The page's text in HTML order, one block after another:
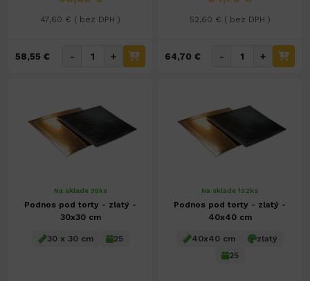
47,60 € ( bez DPH )
58,55 € - +
52,60 € ( bez DPH )
64,70 € - +
Na sklade 35ks
Podnos pod torty - zlatý -
30x30 cm
30 x 30 cm 25
Na sklade 132ks
Podnos pod torty - zlatý -
40x40 cm
40x40 cm
zlatý
25